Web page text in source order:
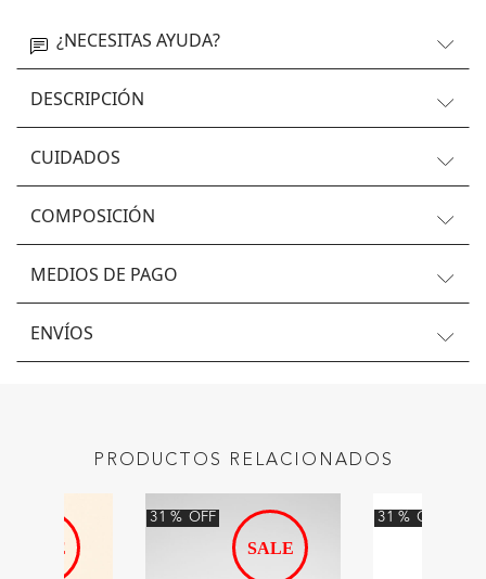
¿NECESITAS AYUDA?
DESCRIPCIÓN
CUIDADOS
COMPOSICIÓN
MEDIOS DE PAGO
ENVÍOS
PRODUCTOS RELACIONADOS
31% OFF 31% OFF